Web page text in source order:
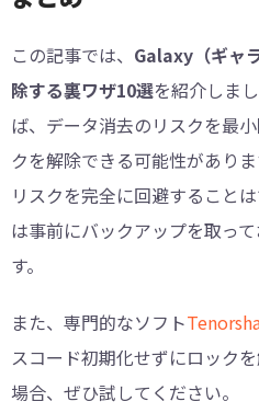
この記事では、 Galaxy（ギャ
除する裏ワザ10選を紹介しま
ば、データ消去のリスクを最
クを解除できる可能性があり
リスクを完全に回避すること
は事前にバックアップを取っ
す。
また、専門的なソフト
スコード初期化せずにロック
場合、ぜひ試してください。